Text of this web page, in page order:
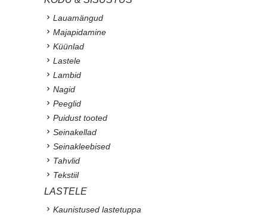
Lauamängud
Majapidamine
Küünlad
Lastele
Lambid
Nagid
Peeglid
Puidust tooted
Seinakellad
Seinakleebised
Tahvlid
Tekstiil
LASTELE
Kaunistused lastetuppa